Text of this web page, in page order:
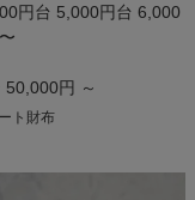
円台 5,000円台 6,000
50,000円 ～
ト財布